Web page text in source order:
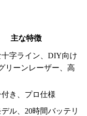
主な特徴
字ライン、DIY向け
リーンレーザー、高
付き、プロ仕様
ル、20時間バッテリ